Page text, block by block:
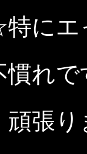
にエ
慣れ
頑張